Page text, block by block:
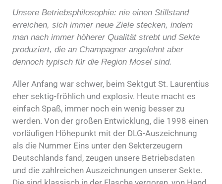
Unsere Betriebsphilosophie: nie einen Stillstand
erreichen, sich immer neue Ziele stecken, indem
man nach immer höherer Qualität strebt und Sekte
produziert, die an Champagner angelehnt aber
dennoch typisch für die Region Mosel sind.
Aller Anfang war schwer, beim Sektgut St. Laurentius
eher sektig-fröhlich und explosiv. Heute macht es
einfach Spaß, immer noch ein wenig besser zu
werden. Von der großen Entwicklung, die 1998 einen
vorläufigen Höhepunkt mit der DLG-Auszeichnung
als die Nummer Eins unter den Sekterzeugern
Deutschlands fand, zeugen unsere Betriebsdaten
und die zahlreichen Auszeichnungen unserer Sekte.